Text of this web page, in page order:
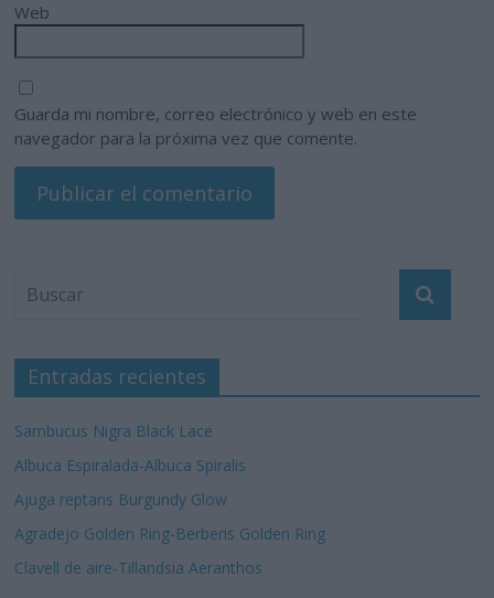
Web
Guarda mi nombre, correo electrónico y web en este
navegador para la próxima vez que comente.
Entradas recientes
Sambucus Nigra Black Lace
Albuca Espiralada-Albuca Spiralis
Ajuga reptans Burgundy Glow
Agradejo Golden Ring-Berberis Golden Ring
Clavell de aire-Tillandsia Aeranthos